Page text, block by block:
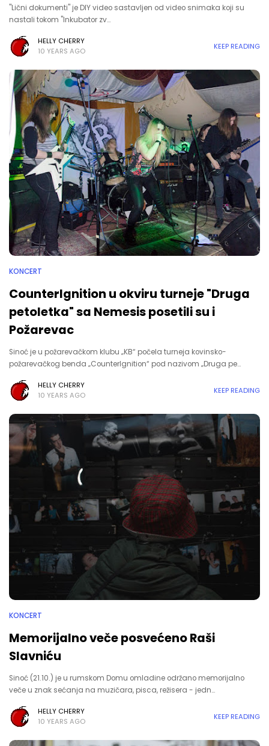
"Lični dokumenti" je DIY video sastavljen od video snimaka koji su
nastali tokom ''Inkubator zv…
HELLY CHERRY
10 YEARS AGO
KEEP READING
KONCERT
CounterIgnition u okviru turneje "Druga
petoletka" sa Nemesis posetili su i
Požarevac
Sinoć je u požarevačkom klubu „KB“ počela turneja kovinsko-
požarevačkog benda „CounterIgnition“ pod nazivom „Druga pe…
HELLY CHERRY
10 YEARS AGO
KEEP READING
KONCERT
Memorijalno veče posvećeno Raši
Slavniću
Sinoć (21.10.) je u rumskom Domu omladine održano memorijalno
veče u znak sećanja na muzičara, pisca, režisera - jedn…
HELLY CHERRY
10 YEARS AGO
KEEP READING